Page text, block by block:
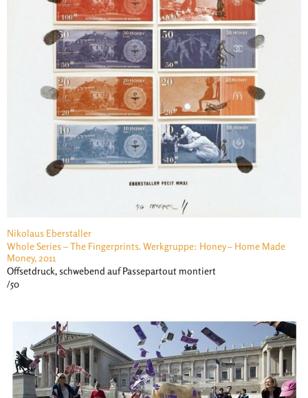
Nikolaus Eberstaller
Whole Series – The Fingerprints. Werkgruppe: Honey – Home Made
Money, 2011
Offsetdruck, schwebend auf Passepartout montiert
/50